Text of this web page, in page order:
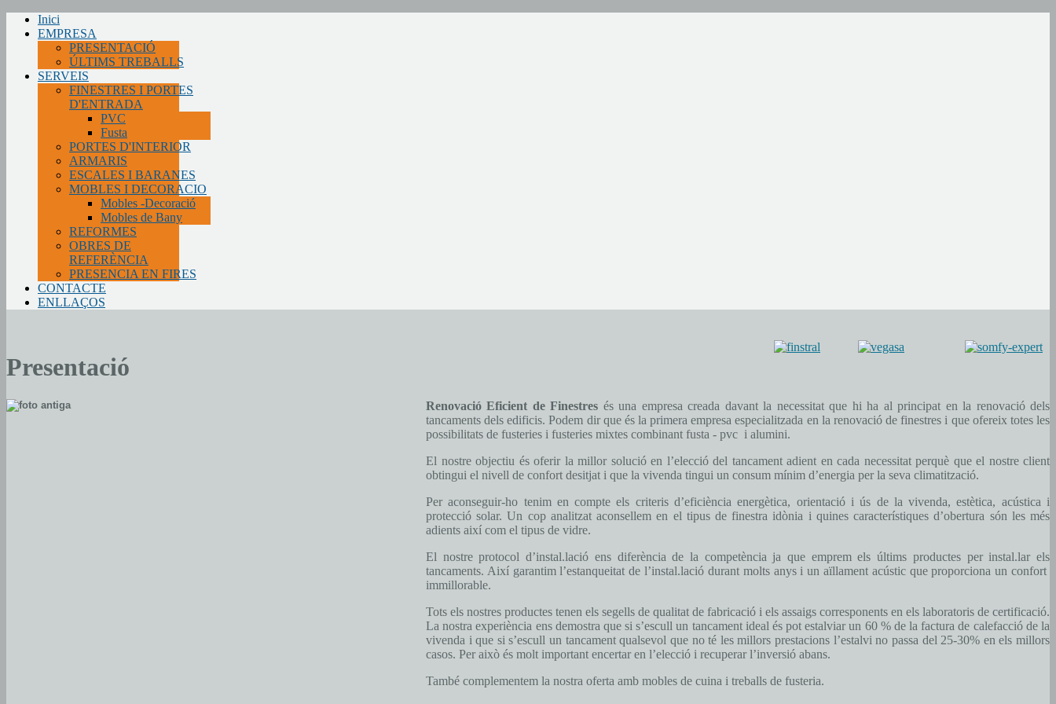
Inici
EMPRESA
PRESENTACIÓ
ÚLTIMS TREBALLS
SERVEIS
FINESTRES I PORTES
D'ENTRADA
PVC
Fusta
PORTES D'INTERIOR
ARMARIS
ESCALES I BARANES
MOBLES I DECORACIO
Mobles -Decoració
Mobles de Bany
REFORMES
OBRES DE
REFERÈNCIA
PRESENCIA EN FIRES
CONTACTE
ENLLAÇOS
Presentació
Renovació Eficient de Finestres és una empresa creada davant la necessitat que hi ha al principat en la renovació dels
tancaments dels edificis. Podem dir que és la primera empresa especialitzada en la renovació de finestres i que ofereix totes les
possibilitats de fusteries i fusteries mixtes combinant fusta - pvc i alumini.
El nostre objectiu és oferir la millor solució en l’elecció del tancament adient en cada necessitat perquè que el nostre client
obtingui el nivell de confort desitjat i que la vivenda tingui un consum mínim d’energia per la seva climatització.
Per aconseguir-ho tenim en compte els criteris d’eficiència energètica, orientació i ús de la vivenda, estètica, acústica i
protecció solar. Un cop analitzat aconsellem en el tipus de finestra idònia i quines característiques d’obertura són les més
adients així com el tipus de vidre.
El nostre protocol d’instal.lació ens diferència de la competència ja que emprem els últims productes per instal.lar els
tancaments. Així garantim l’estanqueitat de l’instal.lació durant molts anys i un aïllament acústic que proporciona un confort
immillorable.
Tots els nostres productes tenen els segells de qualitat de fabricació i els assaigs corresponents en els laboratoris de certificació.
La nostra experiència ens demostra que si s’escull un tancament ideal és pot estalviar un 60 % de la factura de calefacció de la
vivenda i que si s’escull un tancament qualsevol que no té les millors prestacions l’estalvi no passa del 25-30% en els millors
casos. Per això és molt important encertar en l’elecció i recuperar l’inversió abans.
També complementem la nostra oferta amb mobles de cuina i treballs de fusteria.